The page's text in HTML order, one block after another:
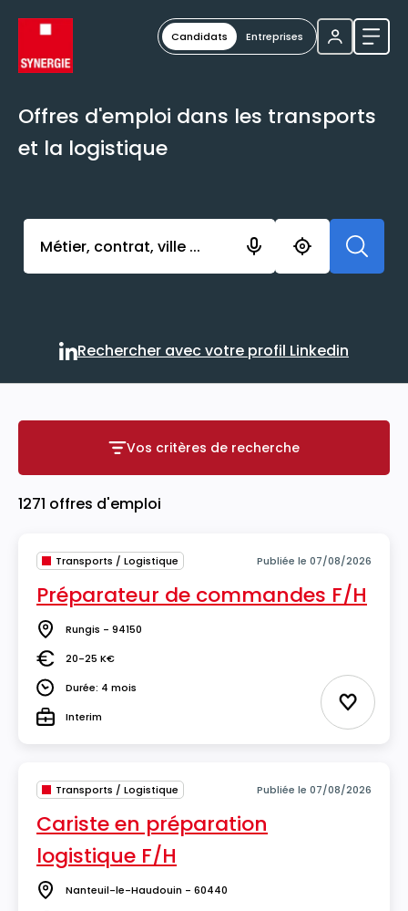
Candidats Entreprises
Offres d'emploi dans les transports
et la logistique
Activer l’élément pour lancer l’enregistrement.
Rechercher avec votre
Rechercher avec votre profil Linkedin
Vos critères de recherche
Vos critères de recherche
1271 offres d'emploi
Transports / Logistique Publiée le 07/08/2026
Préparateur de commandes F/H
Lieu Rungis - 94150
Salaire20-25 K€
DuréeDurée: 4 mois
TypeInterim Ajouter
Transports / Logistique Publiée le 07/08/2026
Cariste en préparation
logistique F/H
Lieu Nanteuil-le-Haudouin - 60440